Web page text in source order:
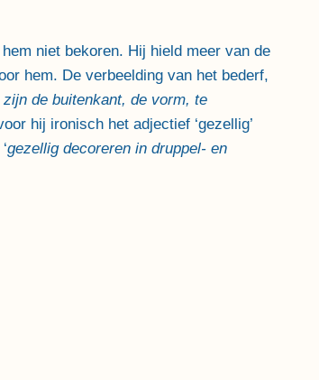
niet bekoren. Hij hield meer van de
hem. De verbeelding van het bederf,
de buitenkant, de vorm, te
hij ironisch het adjectief ‘gezellig’
gezellig decoreren in druppel- en